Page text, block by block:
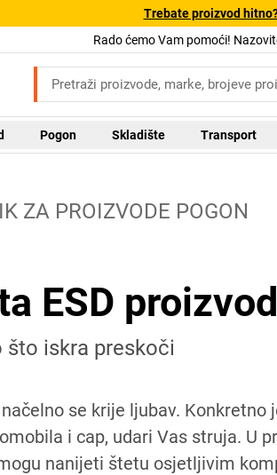
Trebate proizvod
Rado ćemo Vam pomoći!
Pogon Skladište Transport
ZA PROIZVODE POGON
ESD
što iskra preskoči
se krije ljubav.
i cap, udari Vas struja. U
nanijeti štetu osjetljivim